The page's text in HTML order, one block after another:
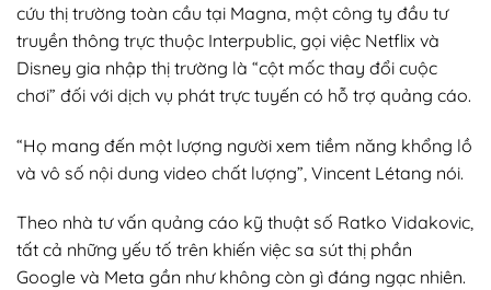
cứu thị trường toàn cầu tại Magna, một công ty đầu tư
truyền thông trực thuộc Interpublic, gọi việc Netflix và
Disney gia nhập thị trường là “cột mốc thay đổi cuộc
chơi” đối với dịch vụ phát trực tuyến có hỗ trợ quảng cáo.
“Họ mang đến một lượng người xem tiềm năng khổng lồ
và vô số nội dung video chất lượng”, Vincent Létang nói.
Theo nhà tư vấn quảng cáo kỹ thuật số Ratko Vidakovic,
tất cả những yếu tố trên khiến việc sa sút thị phần
Google và Meta gần như không còn gì đáng ngạc nhiên.